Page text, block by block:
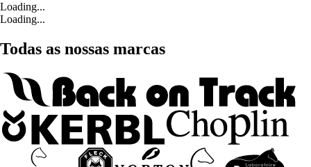
Loading...
Loading...
Todas as nossas marcas